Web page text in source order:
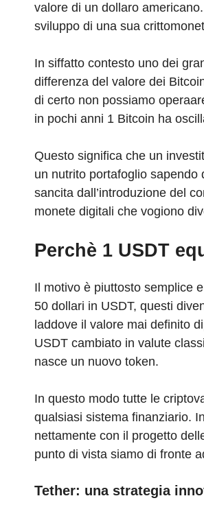
valore di un dollaro
sviluppo di una sua
In siffatto contesto uno dei
differenza del valore dei
di certo non possiamo
in pochi anni 1 Bitcoin ha
Questo significa che un
un nutrito portafoglio sapendo
sancita dall’introduzione del
monete digitali che vogiono
Perchè 1 USDT
Il motivo è piuttosto semplice
50 dollari in USDT, questi
laddove il valore mai definito
USDT cambiato in valute
nasce un nuovo token.
In questo modo tutte le
qualsiasi sistema finanziario.
nettamente con il progetto
punto di vista siamo di fronte
Tether: una strategia